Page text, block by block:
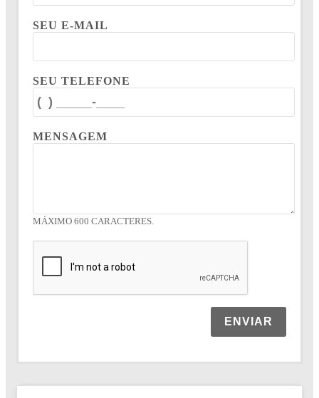
SEU E-MAIL
SEU TELEFONE
MENSAGEM
MÁXIMO 600 CARACTERES.
ENVIAR